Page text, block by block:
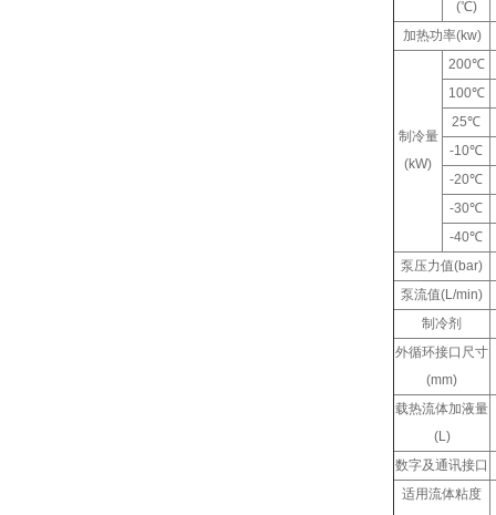
(℃)
加热功率(kw)
制冷量
(kW)
200℃
100℃
25℃
-10℃
-20℃
-30℃
-40℃
泵压力值(bar)
泵流值(L/min)
制冷剂
外循环接口尺寸
(mm)
载热流体加液量
(L)
数字及通讯接口
适用流体粘度